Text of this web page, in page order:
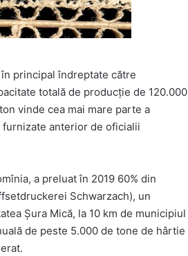
principal îndreptate către
totală de producţie de 120.000
vinde cea mai mare parte a
anterior de oficialii
a preluat în 2019 60% din
Schwarzach), un
Şura Mică, la 10 km de municipiul
de peste 5.000 de tone de hârtie